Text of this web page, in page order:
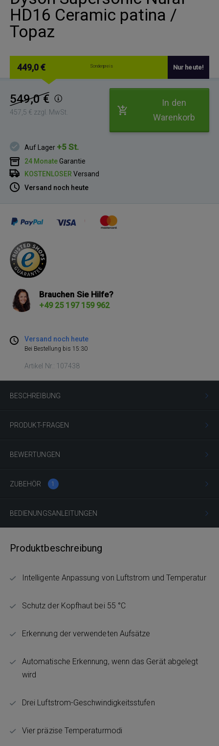
HD16 Ceramic patina /
Topaz
449,0 € Sonderpreis Nur heute!
549,0 €
457,5 € zzgl. MwSt.
In den
Warenkorb
Auf Lager +5 St.
24 MonateGarantie
KOSTENLOSER Versand
Versand noch heute
Brauchen Sie Hilfe?
+49 25 197 159 962
Versand noch heute
Bei Bestellung bis 15:30
Artikel Nr.: 107438
BESCHREIBUNG
PRODUKT-FRAGEN
BEWERTUNGEN
ZUBEHÖR 1
BEDIENUNGSANLEITUNGEN
Produktbeschreibung
Intelligente Anpassung von Luftstrom und Temperatur
Schutz der Kopfhaut bei 55 °C
Erkennung der verwendeten Aufsätze
Automatische Erkennung, wenn das Gerät abgelegt
wird
Drei Luftstrom-Geschwindigkeitsstufen
Vier präzise Temperaturmodi